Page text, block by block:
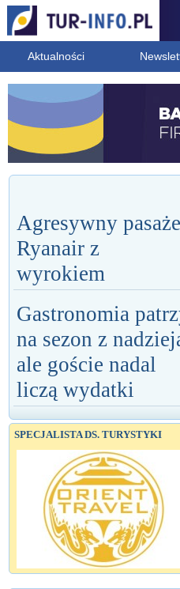
Aktualności
Agresywny
Ryanair z
wyrokiem
Gastronomia
na sezon z
ale goście nadal
liczą wydatki
SPECJALISTA DS. TURYSTYKI